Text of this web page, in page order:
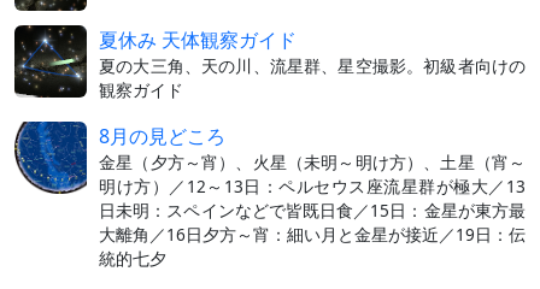
夏休み 天体観察ガイド
夏の大三角、天の川、流星群、星空撮影。初級者向けの
観察ガイド
8月の見どころ
金星（夕方～宵）、火星（未明～明け方）、土星（宵～
明け方）／12～13日：ペルセウス座流星群が極大／13
日未明：スペインなどで皆既日食／15日：金星が東方最
大離角／16日夕方～宵：細い月と金星が接近／19日：伝
統的七夕